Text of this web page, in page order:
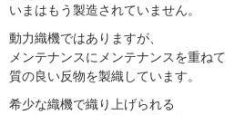
いまはもう製造されていません。
動力織機ではありますが、
メンテナンスにメンテナンスを重ねて
質の良い反物を製織しています。
希少な織機で織り上げられる